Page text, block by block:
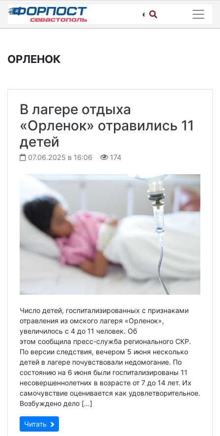
Skip
content
ОРЛЕНОК
В лагере отдыха
«Орленок» отравились 11
детей
07.06.2025 в 16:06 174
Число детей, госпитализированных с признаками
отравления из омского лагеря «Орленок»,
увеличилось с 4 до 11 человек. Об
этом сообщила пресс-служба регионального СКР.
По версии следствия, вечером 5 июня несколько
детей в лагере почувствовали недомогание. По
состоянию на 6 июня были госпитализированы 11
несовершеннолетних в возрасте от 7 до 14 лет. Их
самочувствие оценивается как удовлетворительное.
Возбуждено дело […]
Читать